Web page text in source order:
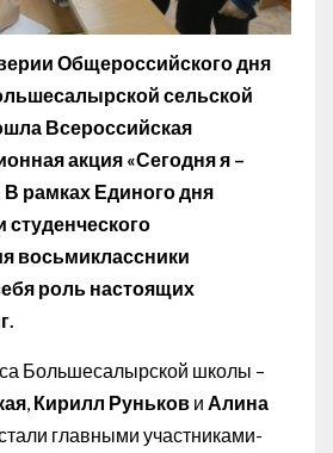
Общероссийского дня
сельской
Всероссийская
акция «Сегодня я –
В рамках Единого дня
студенческого
восьмиклассники
роль настоящих
Большесалырской школы –
, Кирилл Руньков и Алина
главными участниками-